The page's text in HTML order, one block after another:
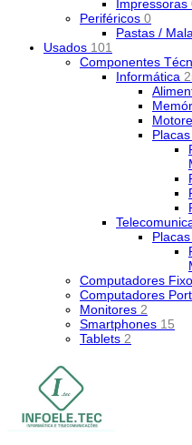
Impressoras
Periféricos 0
Pastas /
Usados 101
Componentes
Informática
Computadores
Computadores
Monitores 2
Smartphones 15
Tablets 2